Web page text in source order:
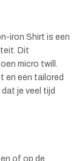
iron Shirt is een
Dit
micro twill.
en een tailored
je veel tijd
of op de